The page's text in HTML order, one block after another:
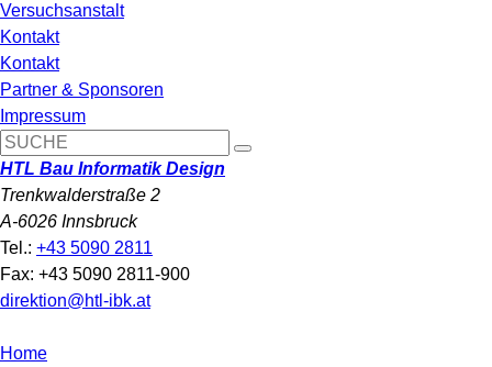
Versuchsanstalt
Kontakt
Kontakt
Partner & Sponsoren
Impressum
HTL Bau Informatik Design
Trenkwalderstraße 2
A-6026 Innsbruck
Tel.: +43 5090 2811
Fax: +43 5090 2811-900
direktion@htl-ibk.at
Home